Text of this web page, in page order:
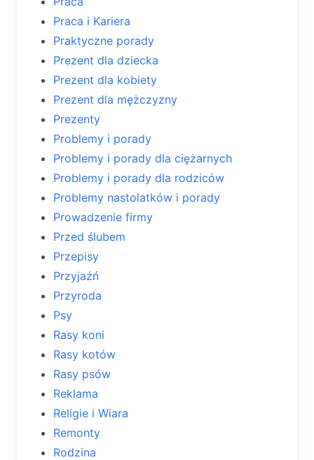
Praca i Kariera
Praktyczne porady
Prezent dla dziecka
Prezent dla kobiety
Prezent dla mężczyzny
Prezenty
Problemy i porady
Problemy i porady dla ciężarnych
Problemy i porady dla rodziców
Problemy nastolatków i porady
Prowadzenie firmy
Przed ślubem
Przepisy
Przyjaźń
Przyroda
Psy
Rasy koni
Rasy kotów
Rasy psów
Reklama
Religie i Wiara
Remonty
Rodzina